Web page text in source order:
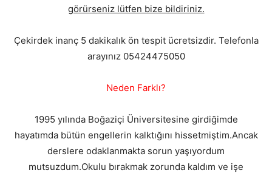
görürseniz lütfen bize bildiriniz.
Çekirdek inanç 5 dakikalık ön tespit ücretsizdir. Telefonla
arayınız 05424475050
Neden Farklı?
1995 yılında Boğaziçi Üniversitesine girdiğimde
hayatımda bütün engellerin kalktığını hissetmiştim.Ancak
derslere odaklanmakta sorun yaşıyordum
mutsuzdum.Okulu bırakmak zorunda kaldım ve işe